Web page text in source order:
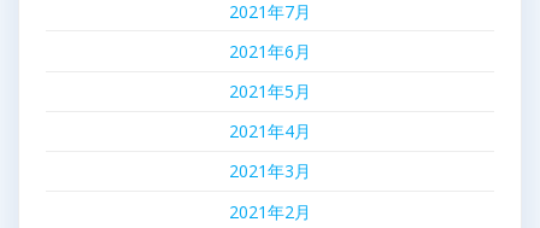
2021年7月
2021年6月
2021年5月
2021年4月
2021年3月
2021年2月